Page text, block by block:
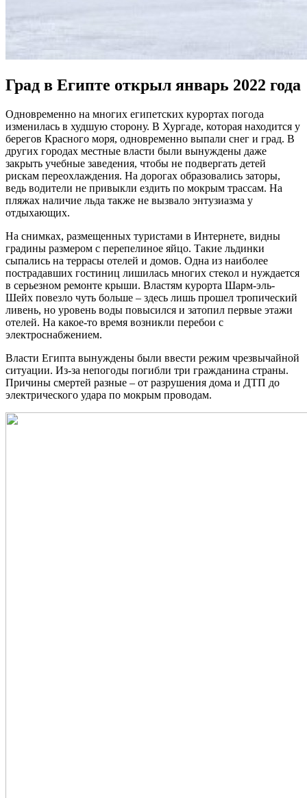
Град в Египте открыл январь 2022 года
Одновременно на многих египетских курортах погода
изменилась в худшую сторону. В Хургаде, которая находится у
берегов Красного моря, одновременно выпали снег и град. В
других городах местные власти были вынуждены даже
закрыть учебные заведения, чтобы не подвергать детей
рискам переохлаждения. На дорогах образовались заторы,
ведь водители не привыкли ездить по мокрым трассам. На
пляжах наличие льда также не вызвало энтузиазма у
отдыхающих.
На снимках, размещенных туристами в Интернете, видны
градины размером с перепелиное яйцо. Такие льдинки
сыпались на террасы отелей и домов. Одна из наиболее
пострадавших гостиниц лишилась многих стекол и нуждается
в серьезном ремонте крыши. Властям курорта Шарм-эль-
Шейх повезло чуть больше – здесь лишь прошел тропический
ливень, но уровень воды повысился и затопил первые этажи
отелей. На какое-то время возникли перебои с
электроснабжением.
Власти Египта вынуждены были ввести режим чрезвычайной
ситуации. Из-за непогоды погибли три гражданина страны.
Причины смертей разные – от разрушения дома и ДТП до
электрического удара по мокрым проводам.